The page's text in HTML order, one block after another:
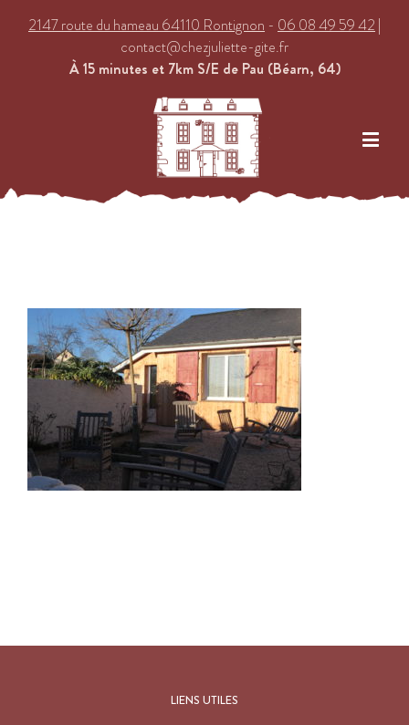
2147 route du hameau 64110 Rontignon - 06 08 49 59 42 |
contact@chezjuliette-gite.fr
À 15 minutes et 7km S/E de Pau (Béarn, 64)
LIENS UTILES